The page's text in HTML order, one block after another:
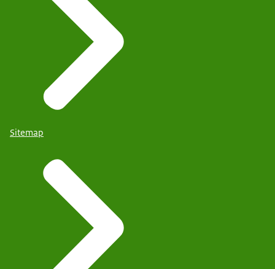
Sitemap